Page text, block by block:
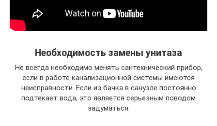
Необходимость замены унитаза
Не всегда необходимо менять сантехнический прибор,
если в работе канализационной системы имеются
неисправности. Если из бачка в санузле постоянно
подтекает вода, это является серьезным поводом
задуматься.